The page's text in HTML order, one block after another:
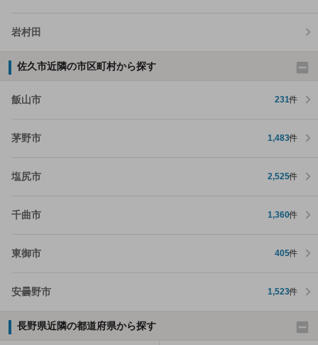
岩村田
佐久市近隣の市区町村から探す
飯山市 231件
茅野市 1,483件
塩尻市 2,525件
千曲市 1,360件
東御市 405件
安曇野市 1,523件
長野県近隣の都道府県から探す